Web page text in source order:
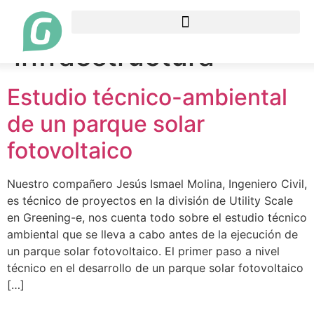
Etiqueta:
infraestructura
Estudio técnico-ambiental
de un parque solar
fotovoltaico
Nuestro compañero Jesús Ismael Molina, Ingeniero Civil,
es técnico de proyectos en la división de Utility Scale
en Greening-e, nos cuenta todo sobre el estudio técnico
ambiental que se lleva a cabo antes de la ejecución de
un parque solar fotovoltaico. El primer paso a nivel
técnico en el desarrollo de un parque solar fotovoltaico
[…]